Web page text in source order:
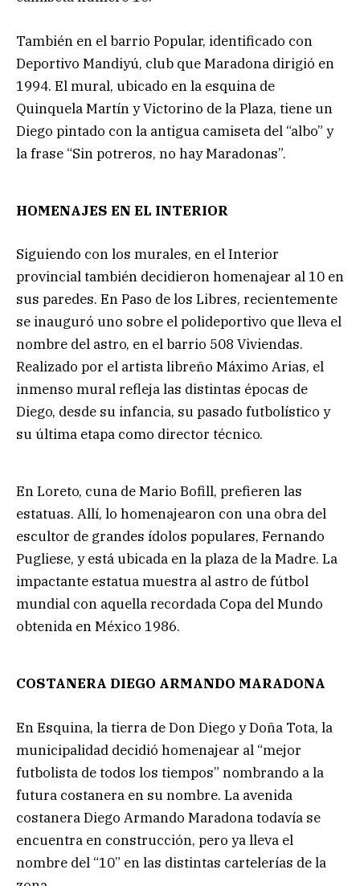
También en el barrio Popular, identificado con
Deportivo Mandiyú, club que Maradona dirigió en
1994. El mural, ubicado en la esquina de
Quinquela Martín y Victorino de la Plaza, tiene un
Diego pintado con la antigua camiseta del “albo” y
la frase “Sin potreros, no hay Maradonas”.
HOMENAJES EN EL INTERIOR
Siguiendo con los murales, en el Interior
provincial también decidieron homenajear al 10 en
sus paredes. En Paso de los Libres, recientemente
se inauguró uno sobre el polideportivo que lleva el
nombre del astro, en el barrio 508 Viviendas.
Realizado por el artista libreño Máximo Arias, el
inmenso mural refleja las distintas épocas de
Diego, desde su infancia, su pasado futbolístico y
su última etapa como director técnico.
En Loreto, cuna de Mario Bofill, prefieren las
estatuas. Allí, lo homenajearon con una obra del
escultor de grandes ídolos populares, Fernando
Pugliese, y está ubicada en la plaza de la Madre. La
impactante estatua muestra al astro de fútbol
mundial con aquella recordada Copa del Mundo
obtenida en México 1986.
COSTANERA DIEGO ARMANDO MARADONA
En Esquina, la tierra de Don Diego y Doña Tota, la
municipalidad decidió homenajear al “mejor
futbolista de todos los tiempos” nombrando a la
futura costanera en su nombre. La avenida
costanera Diego Armando Maradona todavía se
encuentra en construcción, pero ya lleva el
nombre del “10” en las distintas cartelerías de la